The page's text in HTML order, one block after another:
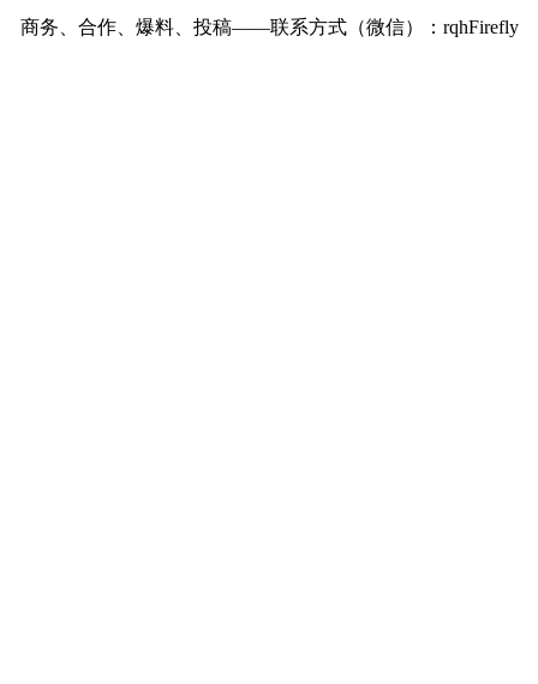
商务、合作、爆料、投稿——联系方式（微信）：rqhFirefly